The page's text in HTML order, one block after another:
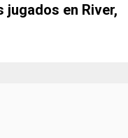
jugados en River,